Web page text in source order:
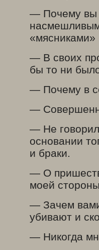
— Почему вы
«мясниками»
— В своих
бы то ни
— Почему в
—
— Не
основании
и браки.
— О
моей
— Зачем вами
убивают и
— Никогда